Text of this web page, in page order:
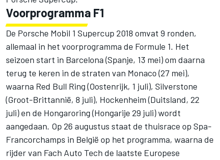
Voorprogramma F1
De Porsche Mobil 1 Supercup 2018 omvat 9 ronden,
allemaal in het voorprogramma de Formule 1. Het
seizoen start in Barcelona (Spanje, 13 mei) om daarna
terug te keren in de straten van Monaco (27 mei),
waarna Red Bull Ring (Oostenrijk, 1 juli), Silverstone
(Groot-Brittannië, 8 juli), Hockenheim (Duitsland, 22
juli) en de Hongaroring (Hongarije 29 juli) wordt
aangedaan. Op 26 augustus staat de thuisrace op Spa-
Francorchamps in België op het programma, waarna de
rijder van Fach Auto Tech de laatste Europese